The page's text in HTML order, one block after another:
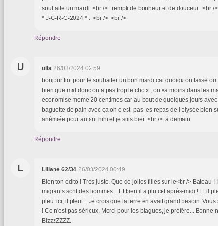
souhaite un mardi <br /> rempli de bonheur et de douceur. <br
* J-G-R-C-2024 * . <br /> <br />
Répondre
U ulla 26/03/2024 02:59
bonjour tiot pour te souhaiter un bon mardi car quoiqu on fasse
bien que mal donc on a pas trop le choix , on va moins dans les
economise meme 20 centimes car au bout de quelques jours
baguette de pain avec ça oh c est pas les repas de l elysée bien
anémiée pour autant hihi et je suis bien <br /> a demain
Répondre
L Liliane 62/34 26/03/2024 00:49
Bien ton edito ! Très juste. Que de jolies filles sur le<br /> Bateau !
migrants sont des hommes... Et bien il a plu cet après-midi ! Et il
pleut ici, il pleut... Je crois que la terre en avait grand besoin.
! Ce n'est pas sérieux. Merci pour les blagues, je préfère... Bonne
BizzzZZZZ.